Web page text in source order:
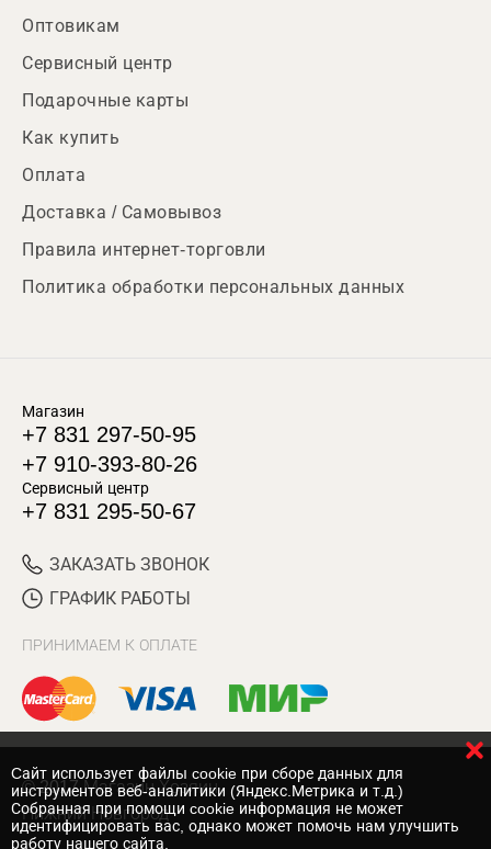
Оптовикам
Сервисный центр
Подарочные карты
Как купить
Оплата
Доставка / Самовывоз
Правила интернет-торговли
Политика обработки персональных данных
Магазин
+7 831 297-50-95
+7 910-393-80-26
Сервисный центр
+7 831 295-50-67
ЗАКАЗАТЬ ЗВОНОК
ГРАФИК РАБОТЫ
ПРИНИМАЕМ К ОПЛАТЕ
© 2017 Магазин Хозяин
Нижний Новгород
Cайт использует файлы cookie при сборе данных для
инструментов веб-аналитики (Яндекс.Метрика и т.д.)
Собранная при помощи cookie информация не может
идентифицировать вас, однако может помочь нам улучшить
работу нашего сайта.